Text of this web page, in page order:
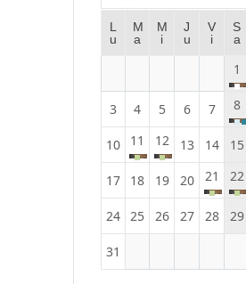
L
u
M
a
M
i
J
u
V
i
S
a
1
3 4 5 6 7 8
10 11 12 13 14 15
17 18 19 20 21 22
24 25 26 27 28 29
31